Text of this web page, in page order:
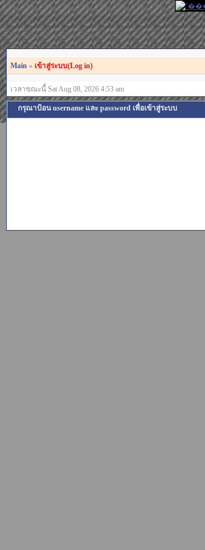
Main » เข้าสู่ระบบ(Log in)
เวลาขณะนี้ Sat Aug 08, 2026 4:53 am
กรุณาป้อน username และ password เพื่อเข้าสู่ระบบ